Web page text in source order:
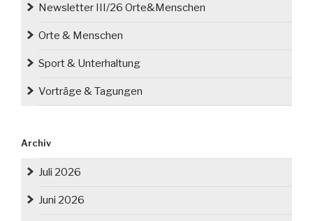
Newsletter III/26 Orte&Menschen
Orte & Menschen
Sport & Unterhaltung
Vorträge & Tagungen
Archiv
Juli 2026
Juni 2026